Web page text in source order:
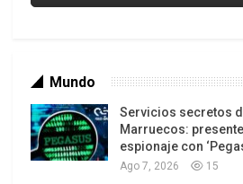
Mundo
Servicios secretos
Marruecos:
espionaje con
Ago 7, 2026 15